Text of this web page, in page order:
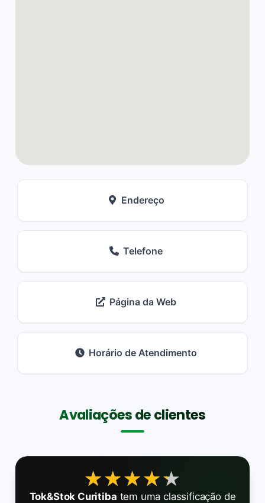
Endereço
Telefone
Página da Web
Horário de Atendimento
Avaliações de clientes
★★★★★
★★★★★
Tok&Stok Curitiba tem uma classificação de